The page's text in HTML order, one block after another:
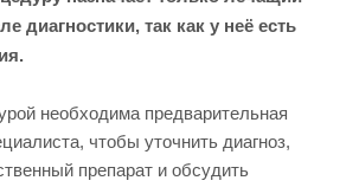
диагностики, так как у неё есть
необходима предварительная
чтобы уточнить диагноз,
препарат и обсудить